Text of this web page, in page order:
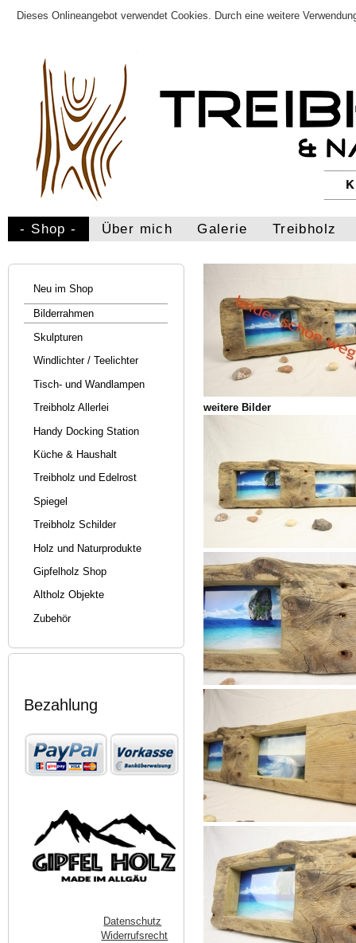
Dieses Onlineangebot verwendet Cookies. Durch eine weitere
- Shop - Über mich Galerie Treibholz
Neu im Shop
Bilderrahmen
Skulpturen
Windlichter / Teelichter
Tisch- und Wandlampen
Treibholz Allerlei
Handy Docking Station
Küche & Haushalt
Treibholz und Edelrost
Spiegel
Treibholz Schilder
Holz und Naturprodukte
Gipfelholz Shop
Altholz Objekte
Zubehör
Bezahlung
Datenschutz
Widerrufsrecht
weitere Bilder